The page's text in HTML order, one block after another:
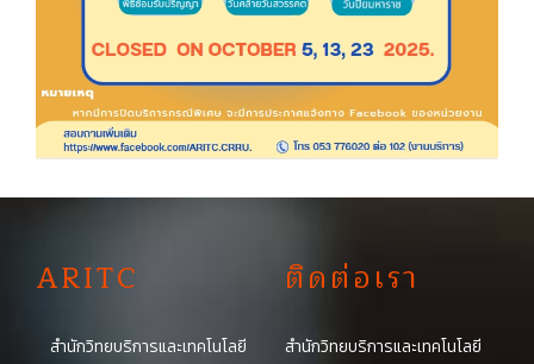
ARITC
สำนักวิทยบริการและเทคโนโลยี
ติดต่อเรา
สำนักวิทยบริการและเทคโนโลยี